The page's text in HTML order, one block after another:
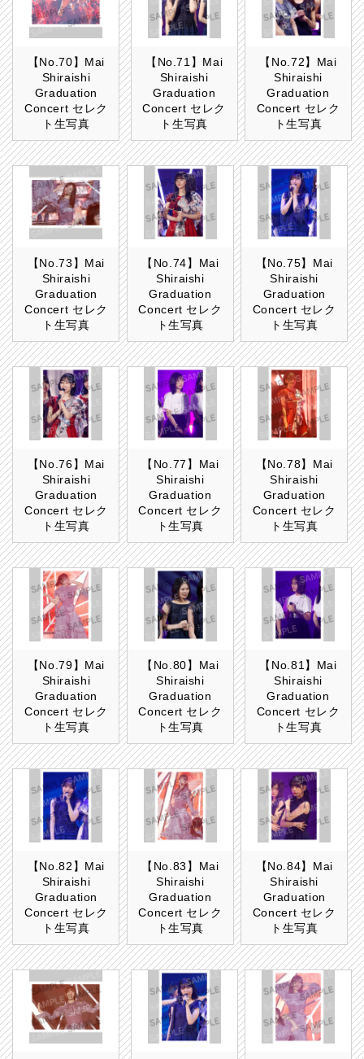
【No.70】Mai
Shiraishi
Graduation
Concert セレク
ト生写真
【No.71】Mai
Shiraishi
Graduation
Concert セレク
ト生写真
【No.72】Mai
Shiraishi
Graduation
Concert セレク
ト生写真
【No.73】Mai
Shiraishi
Graduation
Concert セレク
ト生写真
【No.74】Mai
Shiraishi
Graduation
Concert セレク
ト生写真
【No.75】Mai
Shiraishi
Graduation
Concert セレク
ト生写真
【No.76】Mai
Shiraishi
Graduation
Concert セレク
ト生写真
【No.77】Mai
Shiraishi
Graduation
Concert セレク
ト生写真
【No.78】Mai
Shiraishi
Graduation
Concert セレク
ト生写真
【No.79】Mai
Shiraishi
Graduation
Concert セレク
ト生写真
【No.80】Mai
Shiraishi
Graduation
Concert セレク
ト生写真
【No.81】Mai
Shiraishi
Graduation
Concert セレク
ト生写真
【No.82】Mai
Shiraishi
Graduation
Concert セレク
ト生写真
【No.83】Mai
Shiraishi
Graduation
Concert セレク
ト生写真
【No.84】Mai
Shiraishi
Graduation
Concert セレク
ト生写真